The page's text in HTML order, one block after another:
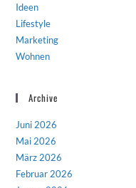
Ideen
Lifestyle
Marketing
Wohnen
Archive
Juni 2026
Mai 2026
März 2026
Februar 2026